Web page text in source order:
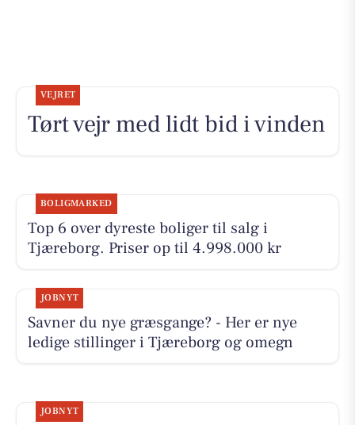
VEJRET
Tørt vejr med lidt bid i vinden
BOLIGMARKED
Top 6 over dyreste boliger til salg i
Tjæreborg. Priser op til 4.998.000 kr
JOBNYT
Savner du nye græsgange? - Her er nye
ledige stillinger i Tjæreborg og omegn
JOBNYT